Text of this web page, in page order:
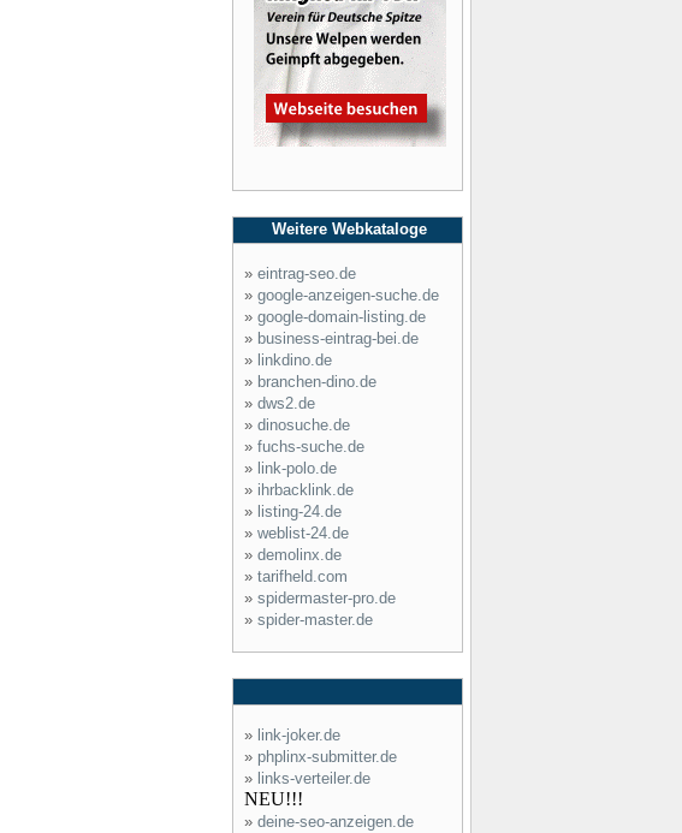
Weitere Webkataloge
» eintrag-seo.de
» google-anzeigen-suche.de
» google-domain-listing.de
» business-eintrag-bei.de
» linkdino.de
» branchen-dino.de
» dws2.de
» dinosuche.de
» fuchs-suche.de
» link-polo.de
» ihrbacklink.de
» listing-24.de
» weblist-24.de
» demolinx.de
» tarifheld.com
» spidermaster-pro.de
» spider-master.de
» link-joker.de
» phplinx-submitter.de
» links-verteiler.de
NEU!!!
» deine-seo-anzeigen.de